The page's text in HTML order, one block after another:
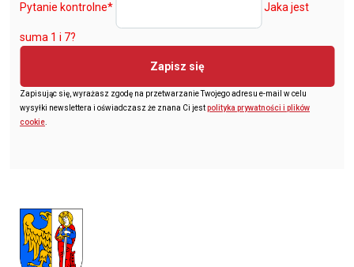
Pytanie kontrolne* Jaka jest
suma 1 i 7?
Zapisz się
Zapisując się, wyrażasz zgodę na przetwarzanie Twojego adresu e-mail w celu
wysyłki newslettera i oświadczasz że znana Ci jestpolityka prywatności i plików
cookie.